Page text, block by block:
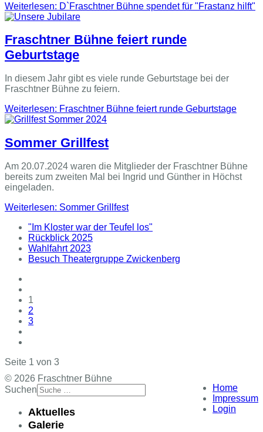
Weiterlesen: D`Fraschtner Bühne spendet für "Frastanz hilft"
Fraschtner Bühne feiert runde
Geburtstage
In diesem Jahr gibt es viele runde Geburtstage bei der
Fraschtner Bühne zu feiern.
Weiterlesen: Fraschtner Bühne feiert runde Geburtstage
Sommer Grillfest
Am 20.07.2024 waren die Mitglieder der Fraschtner Bühne
bereits zum zweiten Mal bei Ingrid und Günther in Höchst
eingeladen.
Weiterlesen: Sommer Grillfest
"Im Kloster war der Teufel los"
Rückblick 2025
Wahlfahrt 2023
Besuch Theatergruppe Zwickenberg
1
2
3
Seite 1 von 3
Home
Impressum
Login
© 2026 Fraschtner Bühne
Suchen
Aktuelles
Galerie